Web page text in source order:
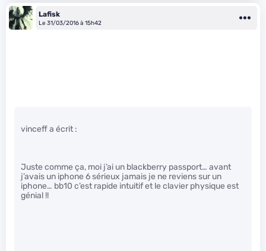
Lafisk
Le 31/03/2016 à 15h42
vinceff a écrit :
Juste comme ça, moi j’ai un blackberry passport… avant
j’avais un iphone 6 sérieux jamais je ne reviens sur un
iphone… bb10 c’est rapide intuitif et le clavier physique est
génial !!